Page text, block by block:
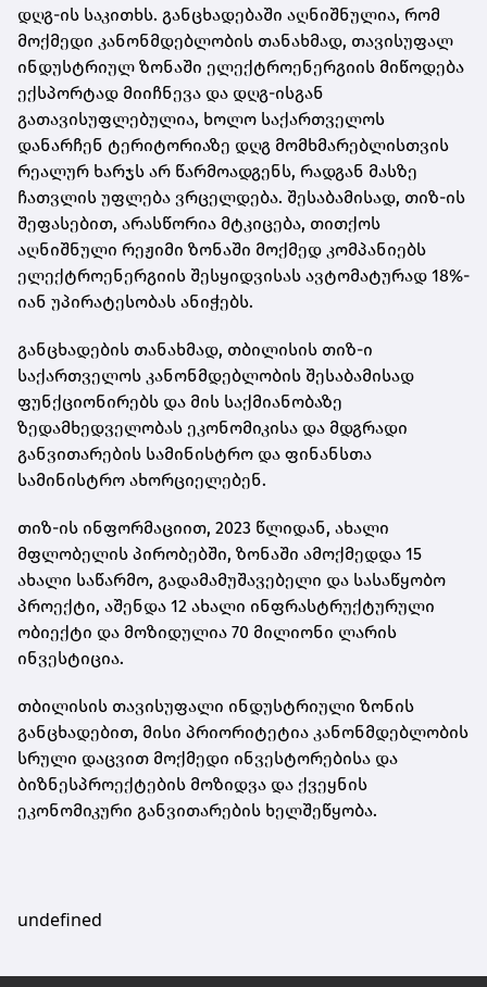
დღგ-ის საკითხს. განცხადებაში აღნიშნულია, რომ
მოქმედი კანონმდებლობის თანახმად, თავისუფალ
ინდუსტრიულ ზონაში ელექტროენერგიის მიწოდება
ექსპორტად მიიჩნევა და დღგ-ისგან
გათავისუფლებულია, ხოლო საქართველოს
დანარჩენ ტერიტორიაზე დღგ მომხმარებლისთვის
რეალურ ხარჯს არ წარმოადგენს, რადგან მასზე
ჩათვლის უფლება ვრცელდება. შესაბამისად, თიზ-ის
შეფასებით, არასწორია მტკიცება, თითქოს
აღნიშნული რეჟიმი ზონაში მოქმედ კომპანიებს
ელექტროენერგიის შესყიდვისას ავტომატურად 18%-
იან უპირატესობას ანიჭებს.
განცხადების თანახმად, თბილისის თიზ-ი
საქართველოს კანონმდებლობის შესაბამისად
ფუნქციონირებს და მის საქმიანობაზე
ზედამხედველობას ეკონომიკისა და მდგრადი
განვითარების სამინისტრო და ფინანსთა
სამინისტრო ახორციელებენ.
თიზ-ის ინფორმაციით, 2023 წლიდან, ახალი
მფლობელის პირობებში, ზონაში ამოქმედდა 15
ახალი საწარმო, გადამამუშავებელი და სასაწყობო
პროექტი, აშენდა 12 ახალი ინფრასტრუქტურული
ობიექტი და მოზიდულია 70 მილიონი ლარის
ინვესტიცია.
თბილისის თავისუფალი ინდუსტრიული ზონის
განცხადებით, მისი პრიორიტეტია კანონმდებლობის
სრული დაცვით მოქმედი ინვესტორებისა და
ბიზნესპროექტების მოზიდვა და ქვეყნის
ეკონომიკური განვითარების ხელშეწყობა.
undefined